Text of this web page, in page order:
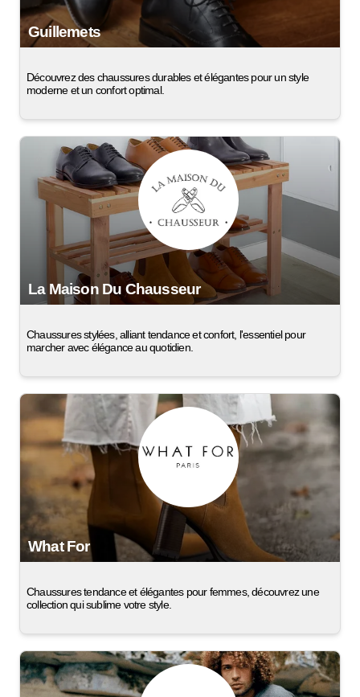
Guillemets
Découvrez des chaussures durables et élégantes pour un style
moderne et un confort optimal.
La Maison Du Chausseur
Chaussures stylées, alliant tendance et confort, l'essentiel pour
marcher avec élégance au quotidien.
What For
Chaussures tendance et élégantes pour femmes, découvrez une
collection qui sublime votre style.